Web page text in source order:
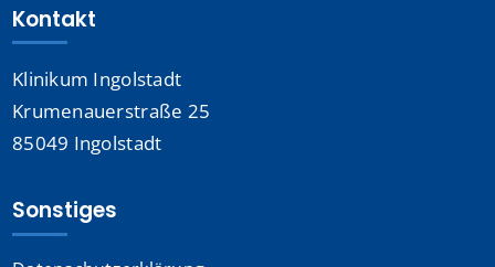
nach:
Kontakt
Klinikum Ingolstadt
Krumenauerstraße 25
85049 Ingolstadt
Sonstiges